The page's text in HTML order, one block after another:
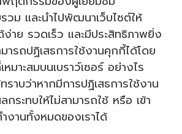
ม และนำไปพัฒนาเว็บไซต์ให้
ง่าย รวดเร็ว และมีประสิทธิภาพยิ่ง
รถปฏิเสธการใช้งานคุกกี้ได้โดย
มาะสมบนเบราว์เซอร์ อย่างไร
าบว่าหากมีการปฏิเสธการใช้งาน
ระทบให้ไม่สามารถใช้ หรือ เข้า
านทั้งหมดของเราได้